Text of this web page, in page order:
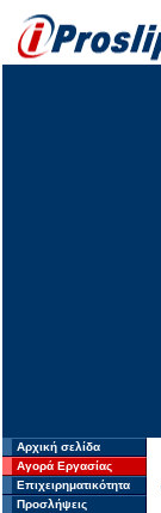
Αρχική σελίδα
Αγορά Εργασίας
Επιχειρηματικότητα
Προσλήψεις